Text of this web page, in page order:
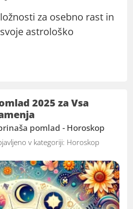
za osebno rast in
astrološko
2025 za Vsa
pomlad - Horoskop
v kategoriji: Horoskop